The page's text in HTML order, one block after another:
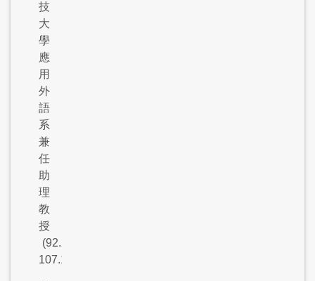
技
大
學
應
用
外
語
系
兼
任
助
理
教
授
(92.2-
107.1)